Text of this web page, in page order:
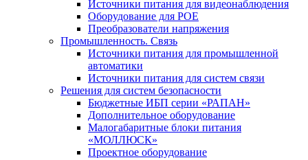
Источники питания для видеонаблюдения
Оборудование для POE
Преобразователи напряжения
Промышленность. Связь
Источники питания для промышленной
автоматики
Источники питания для систем связи
Решения для систем безопасности
Бюджетные ИБП серии «РАПАН»
Дополнительное оборудование
Малогабаритные блоки питания
«МОЛЛЮСК»
Проектное оборудование